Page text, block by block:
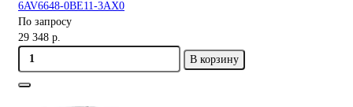
6AV6648-0BE11-3AX0
По запросу
29 348 р.
В корзину